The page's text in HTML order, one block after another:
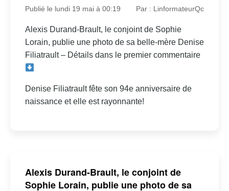
Publié le lundi 19 mai à 00:19 Par : LinformateurQc
Alexis Durand-Brault, le conjoint de Sophie
Lorain, publie une photo de sa belle-mère Denise
Filiatrault – Détails dans le premier commentaire
Denise Filiatrault fête son 94e anniversaire de
naissance et elle est rayonnante!
Alexis Durand-Brault, le conjoint de
Sophie Lorain, publie une photo de sa